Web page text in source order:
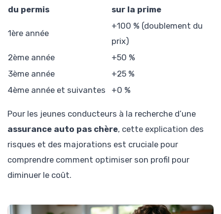
du permis sur la prime
1ère année
+100 % (doublement du
prix)
2ème année
+50 %
3ème année
+25 %
4ème année et suivantes
+0 %
Pour les jeunes conducteurs à la recherche d’une
assurance auto pas chère, cette explication des
risques et des majorations est cruciale pour
comprendre comment optimiser son profil pour
diminuer le coût.